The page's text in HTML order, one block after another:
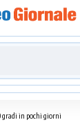
gradi in pochi giorni